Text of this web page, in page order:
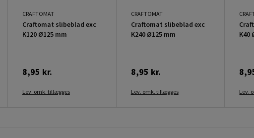
CRAFTOMAT
Craftomat slibeblad exc
K120 Ø125 mm
8,95 kr.
Lev. omk. tillægges
CRAFTOMAT
Craftomat slibeblad exc
K240 Ø125 mm
8,95 kr.
Lev. omk. tillægges
K40
Lev.